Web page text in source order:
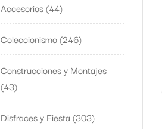
Accesorios 44
Coleccionismo 246
Construcciones y Montajes
43
Disfraces y Fiesta 303